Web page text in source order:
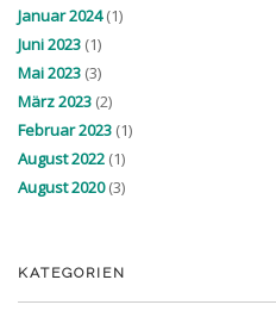
Januar 2024(1)
Juni 2023 (1)
Mai 2023 (3)
März 2023 (2)
Februar 2023 (1)
August 2022 (1)
August 2020(3)
KATEGORIEN